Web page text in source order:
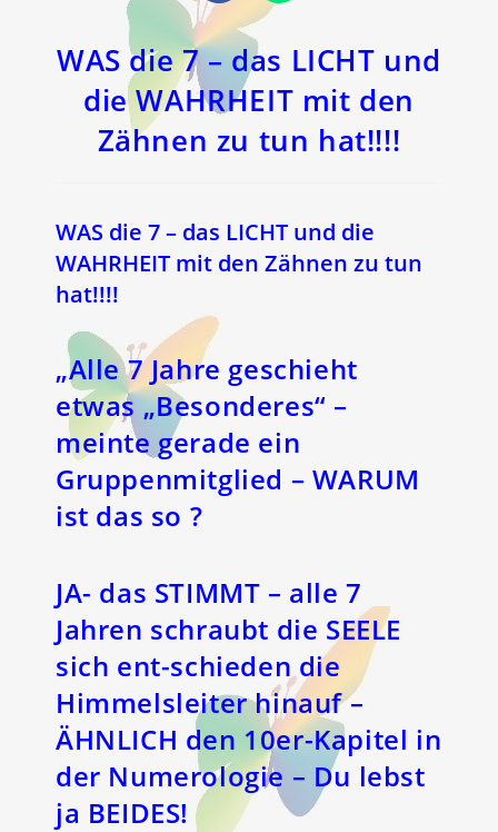
einem
neuen
Fenster Fenster
WAS die 7 – das LICHT und
die WAHRHEIT mit den
Zähnen zu tun hat!!!!
WAS die 7 – das LICHT und die
WAHRHEIT mit den Zähnen zu tun
hat!!!!
„Alle 7 Jahre geschieht
etwas „Besonderes“ –
meinte gerade ein
Gruppenmitglied – WARUM
ist das so ?
JA- das STIMMT – alle 7
Jahren schraubt die SEELE
sich ent-schieden die
Himmelsleiter hinauf –
ÄHNLICH den 10er-Kapitel in
der Numerologie – Du lebst
ja BEIDES!